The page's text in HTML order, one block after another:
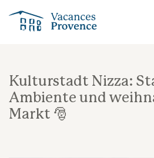
Kulturstadt Nizza:
Ambiente und
Markt 🎅